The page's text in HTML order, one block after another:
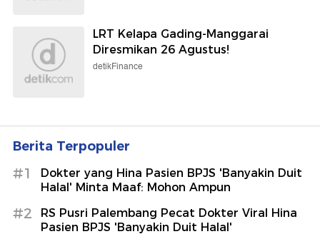
LRT Kelapa Gading-Manggarai
Diresmikan 26 Agustus!
detikFinance
Berita Terpopuler
#1
Dokter yang Hina Pasien BPJS 'Banyakin Duit
Halal' Minta Maaf: Mohon Ampun
#2
RS Pusri Palembang Pecat Dokter Viral Hina
Pasien BPJS 'Banyakin Duit Halal'